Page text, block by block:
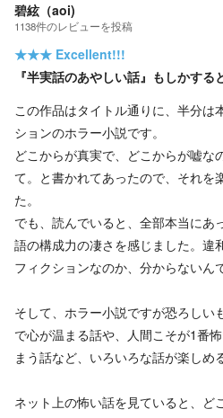
碧絃（aoi)
1138件のレビューを投稿
★★★ Excellent!!!
『半実話のあやしい話』もしかす
この作品はタイトル通りに、半分は
ションのホラー小説です。
どこからが真実で、どこからが嘘な
て。と書かれてあったので、それを
た。
でも、読んでいると、全部本当にあ
語の構成力の凄さを感じました。違
フィクションなのか、分からないん
そして、ホラー小説ですが恐ろしい
で心が温まる話や、人間こそが1番
まう話など、いろいろな話が楽しめ
ネット上の怖い話を見ていると、ど